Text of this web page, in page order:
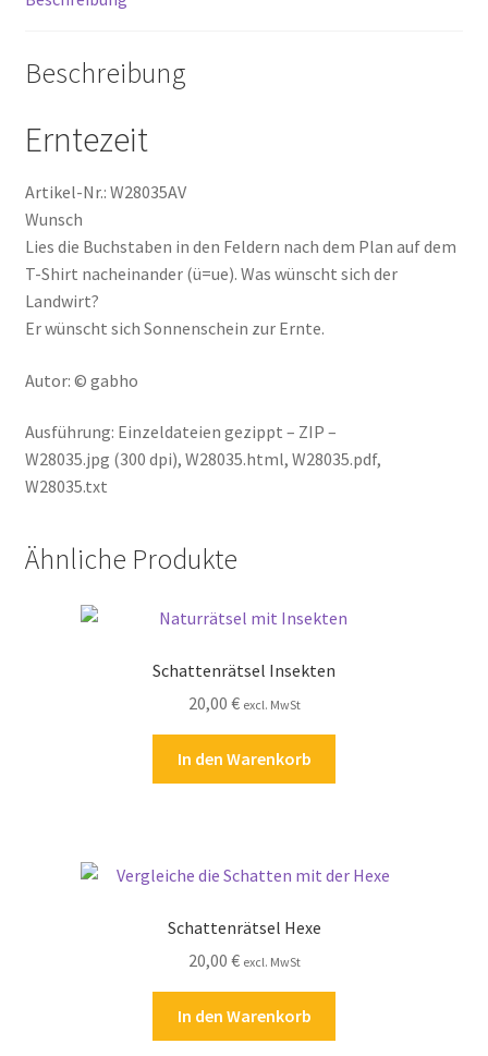
Menge
Beschreibung
Erntezeit
Artikel-Nr.: W28035AV
Wunsch
Lies die Buchstaben in den Feldern nach dem Plan auf dem
T-Shirt nacheinander (ü=ue). Was wünscht sich der
Landwirt?
Er wünscht sich Sonnenschein zur Ernte.
Autor: © gabho
Ausführung: Einzeldateien gezippt – ZIP –
W28035.jpg (300 dpi), W28035.html, W28035.pdf,
W28035.txt
Ähnliche Produkte
Schattenrätsel Insekten
20,00 € excl. MwSt
In den Warenkorb
Schattenrätsel Hexe
20,00 € excl. MwSt
In den Warenkorb